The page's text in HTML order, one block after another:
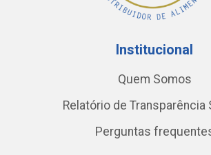
Institucional
Quem Somos
Relatório de Transparência
Perguntas